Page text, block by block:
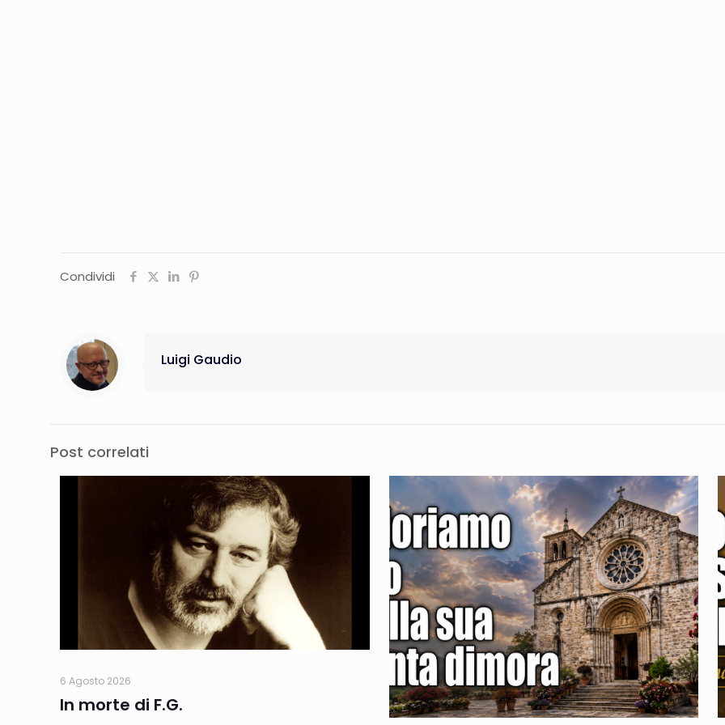
Condividi
Luigi Gaudio
Post correlati
6 Agosto 2026
In morte di F.G.